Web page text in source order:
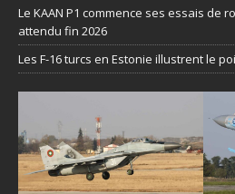
Le KAAN P1 commence ses essais de
attendu fin 2026
Les F-16 turcs en Estonie illustrent le